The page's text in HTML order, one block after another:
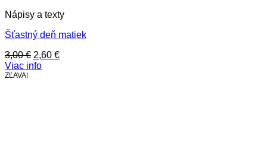
Nápisy a texty
Šťastný deň matiek
3,00€ Pôvodná
cena
2,60 €Aktuálna
Viac info
ZĽAVA!